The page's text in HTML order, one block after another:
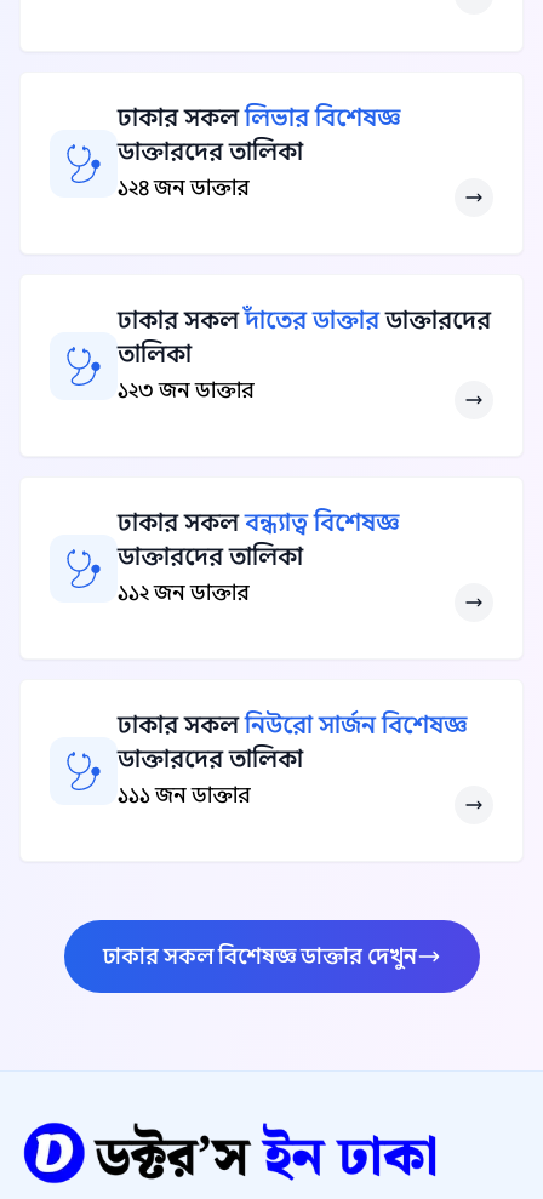
ঢাকার সকললিভার বিশেষজ্ঞ
ডাক্তারদের তালিকা
১২৪ জন ডাক্তার
ঢাকার সকলদাঁতের ডাক্তারডাক্তারদের
তালিকা
১২৩ জন ডাক্তার
ঢাকার সকলবন্ধ্যাত্ব বিশেষজ্ঞ
ডাক্তারদের তালিকা
১১২ জন ডাক্তার
ঢাকার সকলনিউরো সার্জন বিশেষজ্ঞ
ডাক্তারদের তালিকা
১১১ জন ডাক্তার
ঢাকার সকল বিশেষজ্ঞ ডাক্তার দেখুন